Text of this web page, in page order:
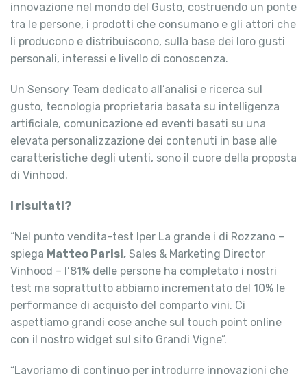
innovazione nel mondo del Gusto, costruendo un ponte
tra le persone, i prodotti che consumano e gli attori che
li producono e distribuiscono, sulla base dei loro gusti
personali, interessi e livello di conoscenza.
Un Sensory Team dedicato all’analisi e ricerca sul
gusto, tecnologia proprietaria basata su intelligenza
artificiale, comunicazione ed eventi basati su una
elevata personalizzazione dei contenuti in base alle
caratteristiche degli utenti, sono il cuore della proposta
di Vinhood.
I risultati?
“Nel punto vendita-test Iper La grande i di Rozzano –
spiega Matteo Parisi, Sales & Marketing Director
Vinhood – l’81% delle persone ha completato i nostri
test ma soprattutto abbiamo incrementato del 10% le
performance di acquisto del comparto vini. Ci
aspettiamo grandi cose anche sul touch point online
con il nostro widget sul sito Grandi Vigne”.
“Lavoriamo di continuo per introdurre innovazioni che